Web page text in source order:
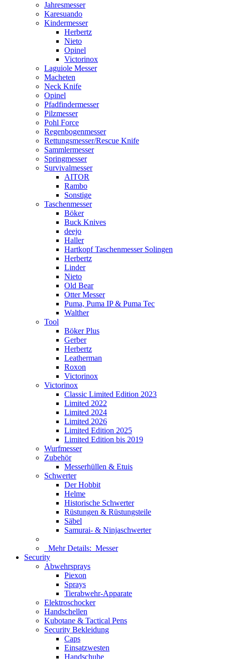
Jahresmesser
Karesuando
Kindermesser
Herbertz
Nieto
Opinel
Victorinox
Laguiole Messer
Macheten
Neck Knife
Opinel
Pfadfindermesser
Pilzmesser
Pohl Force
Regenbogenmesser
Rettungsmesser/Rescue Knife
Sammlermesser
Springmesser
Survivalmesser
AITOR
Rambo
Sonstige
Taschenmesser
Böker
Buck Knives
deejo
Haller
Hartkopf Taschenmesser Solingen
Herbertz
Linder
Nieto
Old Bear
Otter Messer
Puma, Puma IP & Puma Tec
Walther
Tool
Böker Plus
Gerber
Herbertz
Leatherman
Roxon
Victorinox
Victorinox
Classic Limited Edition 2023
Limited 2022
Limited 2024
Limited 2026
Limited Edition 2025
Limited Edition bis 2019
Wurfmesser
Zubehör
Messerhüllen & Etuis
Schwerter
Der Hobbit
Helme
Historische Schwerter
Rüstungen & Rüstungsteile
Säbel
Samurai- & Ninjaschwerter
Mehr Details: Messer
Security
Abwehrsprays
Piexon
Sprays
Tierabwehr-Apparate
Elektroschocker
Handschellen
Kubotane & Tactical Pens
Security Bekleidung
Caps
Einsatzwesten
Handschuhe